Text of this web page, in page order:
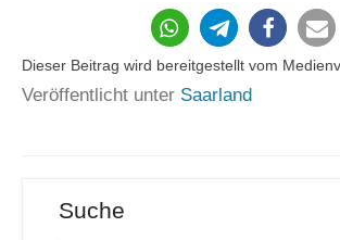
25
Dieser Beitrag wird bereitgestellt vom
Veröffentlicht unter Saarland
Suche